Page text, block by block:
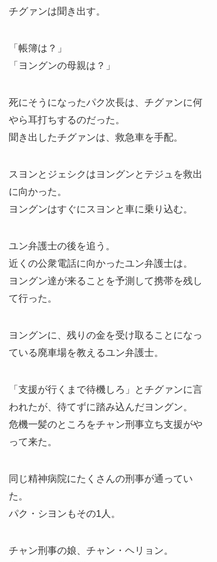
チグァンは聞き出す。
「帳簿は？」
「ヨングンの母親は？」
死にそうになったパク次長は、チグァンに何
やら耳打ちするのだった。
聞き出したチグァンは、救急車を手配。
スヨンとジェシクはヨングンとテジュを救出
に向かった。
ヨングンはすぐにスヨンと車に乗り込む。
ユン弁護士の後を追う。
近くの公衆電話に向かったユン弁護士は。
ヨングン達が来ることを予測して携帯を残し
て行った。
ヨングンに、残りの金を受け取ることになっ
ている廃車場を教えるユン弁護士。
「支援が行くまで待機しろ」とチグァンに言
われたが、待てずに踏み込んだヨングン。
危機一髪のところをチャン刑事立ち支援がや
って来た。
同じ精神病院にたくさんの刑事が通ってい
た。
パク・シヨンもその1人。
チャン刑事の娘、チャン・ヘリョン。